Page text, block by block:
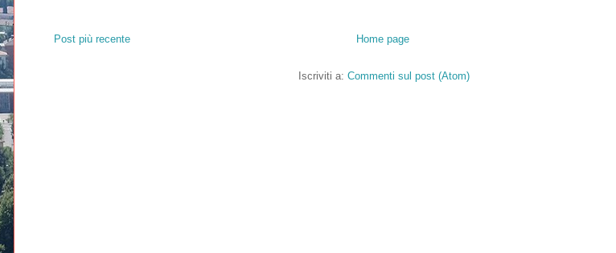
Post più recente Home page
Iscriviti a: Commenti sul post (Atom)